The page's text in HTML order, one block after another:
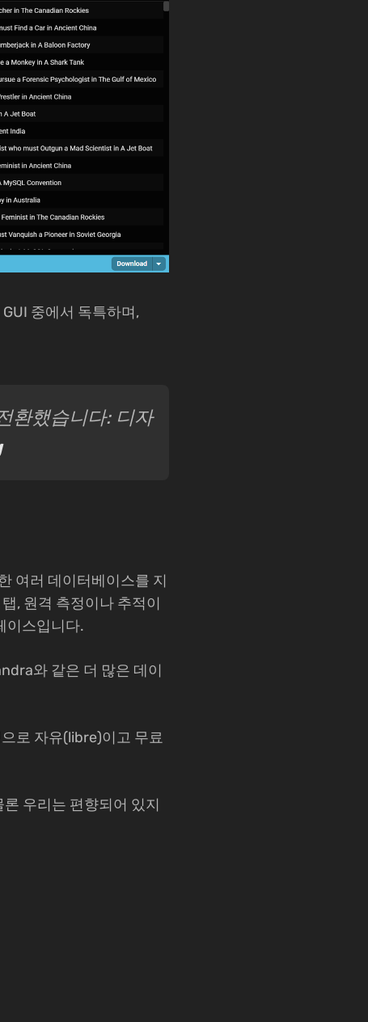
중에서 독특하며,
환했습니다: 디자
여러 데이터베이스를 지
, 원격 측정이나 추적이
이스입니다.
와 같은 더 많은 데이
로 자유(libre)이고 무료
우리는 편향되어 있지